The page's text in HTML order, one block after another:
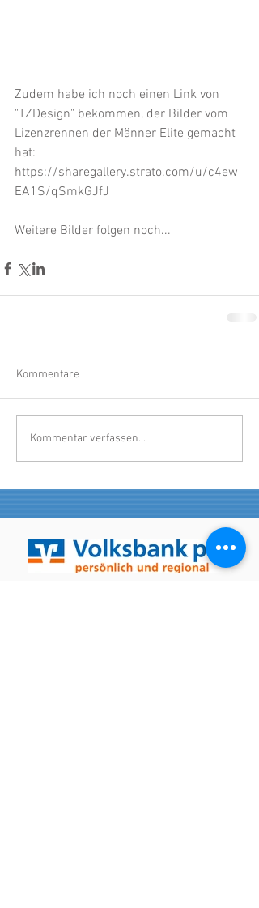
Zudem habe ich noch einen Link von
"TZDesign" bekommen, der Bilder vom
Lizenzrennen der Männer Elite gemacht
hat:
https://sharegallery.strato.com/u/c4ew
EA1S/qSmkGJfJ
Weitere Bilder folgen noch...
Kommentare
Kommentar verfassen...